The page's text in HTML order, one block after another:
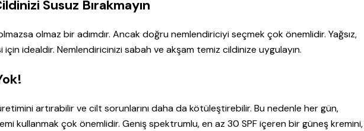
Susuz Bırakmayın
olmaz bir adımdır. Ancak doğru nemlendiriciyi seçmek çok önemlidir. Yağsız,
idealdir. Nemlendiricinizi sabah ve akşam temiz cildinize uygulayın.
üretimini artırabilir ve cilt sorunlarını daha da kötüleştirebilir. Bu nedenle her gün,
kullanmak çok önemlidir. Geniş spektrumlu, en az 30 SPF içeren bir güneş kremini,